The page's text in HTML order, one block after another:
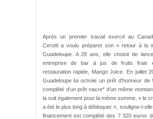
Après un premier travail exercé au
Cerutti a voulu préparer son « retour à la
Guadeloupe. A 28 ans, elle choisit de
entreprise de bar à jus de fruits frais
restauration rapide, Mango Juice. En juillet
Guadeloupe lui octroie un prêt d’honneur de
complété d’un prêt nacre* d’un même
la suit également pour la même somme, « le
a été le plus long à débloquer », souligne-t-
financement est complété des 7 320 euros